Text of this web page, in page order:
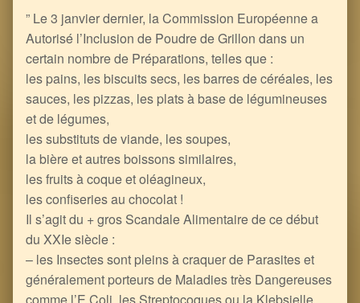
” Le 3 janvier dernier, la Commission Européenne a
Autorisé l’Inclusion de Poudre de Grillon dans un
certain nombre de Préparations, telles que :
les pains, les biscuits secs, les barres de céréales, les
sauces, les pizzas, les plats à base de légumineuses
et de légumes,
les substituts de viande, les soupes,
la bière et autres boissons similaires,
les fruits à coque et oléagineux,
les confiseries au chocolat !
Il s’agit du + gros Scandale Alimentaire de ce début
du XXIe siècle :
– les Insectes sont pleins à craquer de Parasites et
généralement porteurs de Maladies très Dangereuses
comme l’E.Coli, les Streptocoques ou la Klebsielle.